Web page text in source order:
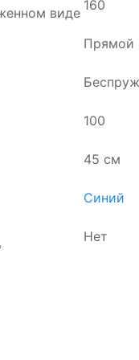
виде 160
Прямой
100
45 см
Синий
Нет